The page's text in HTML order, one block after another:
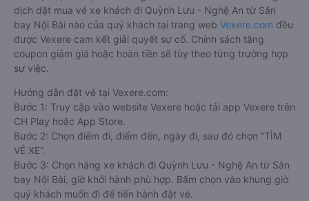
dịch đặt mua vé xe khách đi Quỳnh Lưu - Nghệ An từ Sân
bay Nội Bài nào của quý khách tại trang web Vexere.com đều
được Vexere cam kết giải quyết sự cố. Chính sách tặng
coupon giảm giá hoặc hoàn tiền sẽ tùy theo từng trường hợp
sự việc.
Hướng dẫn đặt vé tại Vexere.com:
Bước 1: Truy cập vào website Vexere hoặc tải app Vexere trên
CH Play hoặc App Store.
Bước 2: Chọn điểm đi, điểm đến, ngày đi, sau đó chọn “TÌM
VÉ XE”.
Bước 3: Chọn hãng xe khách đi Quỳnh Lưu - Nghệ An từ Sân
bay Nội Bài, giờ khởi hành phù hợp. Bấm chọn vào khung giờ
quý khách muốn đi để tiến hành đặt vé.